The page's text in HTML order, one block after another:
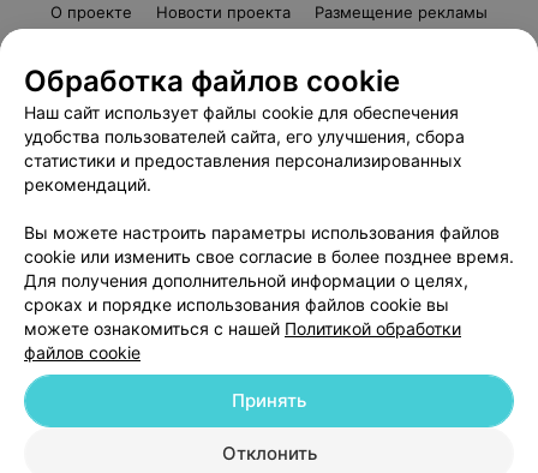
О проекте Новости проекта
Размещение рекламы
Пользовательское соглашение
Способы оплаты
Вакансии
Партнеры
Написать руководителю 103.by
Обработка персональных данных
© 2026 ООО «Артокс Лаб», УНП 191700409 | 220012, Республика Беларусь,
Обработка файлов cookie
Наш сайт использует файлы cookie для обеспечения
удобства пользователей сайта, его улучшения, сбора
статистики и предоставления персонализированных
рекомендаций.
Вы можете настроить параметры использования файлов
cookie или изменить свое согласие в более позднее время.
Для получения дополнительной информации о целях,
сроках и порядке использования файлов cookie вы
можете ознакомиться с нашей Политикой обработки
файлов cookie
Отклонить
Принять